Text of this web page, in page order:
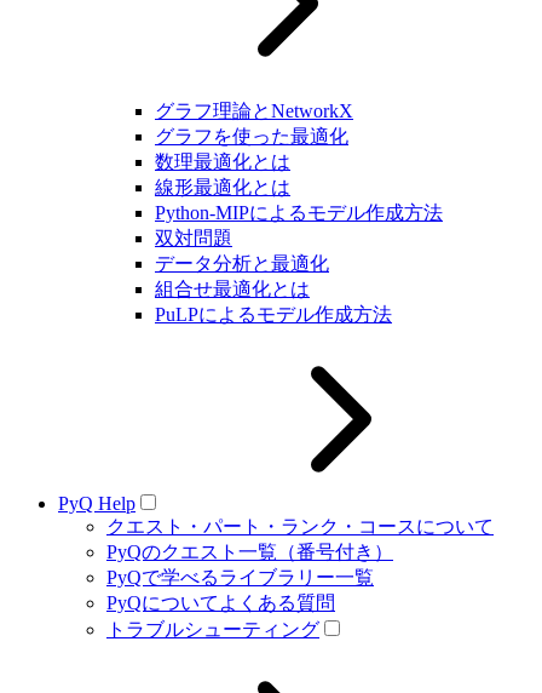
グラフ理論とNetworkX
グラフを使った最適化
数理最適化とは
線形最適化とは
Python-MIPによるモデル作成方法
双対問題
データ分析と最適化
組合せ最適化とは
PuLPによるモデル作成方法
PyQ Help
クエスト・パート・ランク・コースについて
PyQのクエスト一覧（番号付き）
PyQで学べるライブラリー一覧
PyQについてよくある質問
トラブルシューティング